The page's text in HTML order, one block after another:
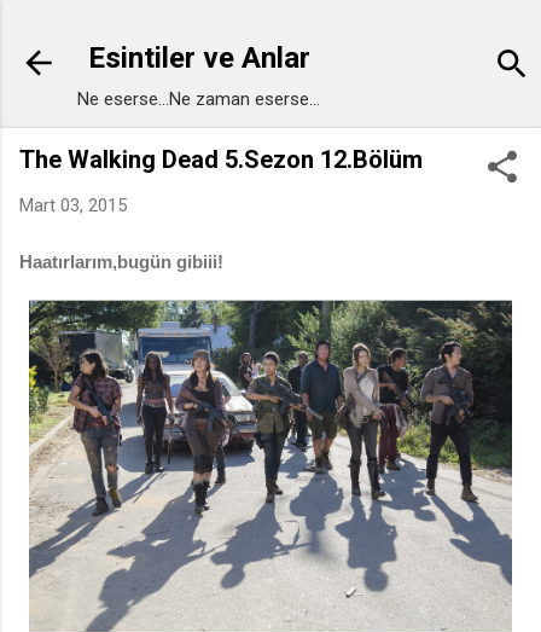
Esintiler ve Anlar
Ne eserse...Ne zaman eserse...
The Walking Dead 5.Sezon 12.Bölüm
Mart 03, 2015
Haatırlarım,bugün gibiii!